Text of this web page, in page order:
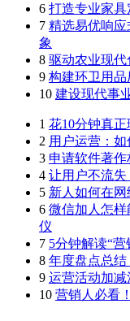
6 打造专业家
7 精选易优响
象
8 驱动农业现
9 构建环卫用
10 建设现代事
1 花10分钟真
2 用户运营：
3 申请软件著
4 让用户不流失
5 新人如何在
6 微信加人怎
仪
7 5分钟解读“
8 年度盘点总结
9 运营活动加减
10 营销人必看